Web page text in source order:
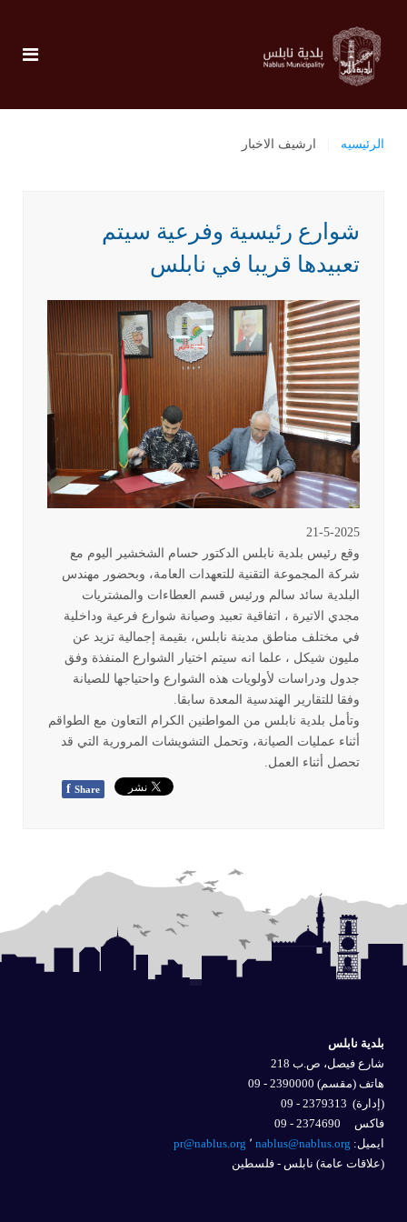
الرئيسيه ارشيف الاخبار
شوارع رئيسية وفرعية سيتم
تعبيدها قريبا في نابلس
21-5-2025
وقع رئيس بلدية نابلس الدكتور حسام الشخشير اليوم مع
شركة المجموعة التقنية للتعهدات العامة، وبحضور مهندس
البلدية سائد سالم ورئيس قسم العطاءات والمشتريات
مجدي الاتيرة ، اتفاقية تعبيد وصيانة شوارع فرعية وداخلية
في مختلف مناطق مدينة نابلس، بقيمة إجمالية تزيد عن
مليون شيكل ، علما انه سيتم اختيار الشوارع المنفذة وفق
جدول ودراسات لأولويات هذه الشوارع واحتياجها للصيانة
وفقا للتقارير الهندسية المعدة سابقا.
وتأمل بلدية نابلس من المواطنين الكرام التعاون مع الطواقم
أثناء عمليات الصيانة، وتحمل التشويشات المرورية التي قد
تحصل أثناء العمل.
f Share
بلدية نابلس
شارع فيصل، ص.ب 218
هاتف (مقسم) 2390000 - 09
(إدارة)
فاكس 2374690 - 09
ايميل: nablus@nablus.org
pr@nablus.org
(علاقات عامة) نابلس - فلسطين